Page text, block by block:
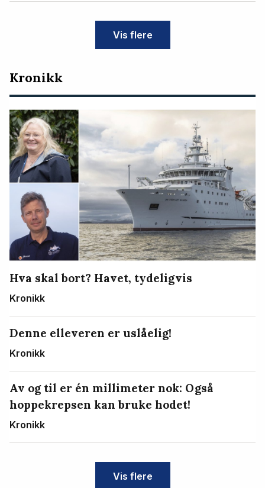
Vis flere
Kronikk
Hva skal bort? Havet, tydeligvis
Kronikk
Denne elleveren er uslåelig!
Kronikk
Av og til er én millimeter nok: Også
hoppekrepsen kan bruke hodet!
Kronikk
Vis flere